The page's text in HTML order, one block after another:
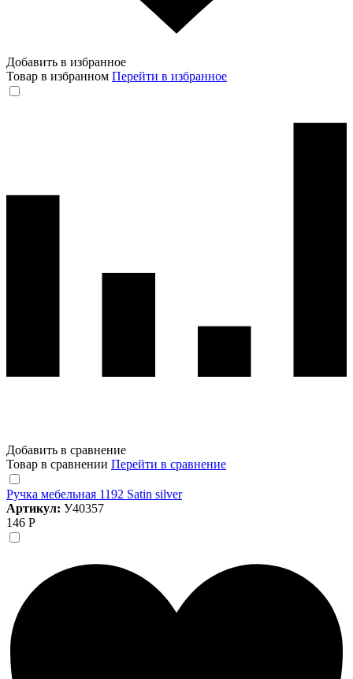
Добавить в избранное
Товар в избранном Перейти в избранное
Добавить в сравнение
Товар в сравнении Перейти в сравнение
Ручка мебельная 1192 Satin silver
Артикул: У40357
146 Р